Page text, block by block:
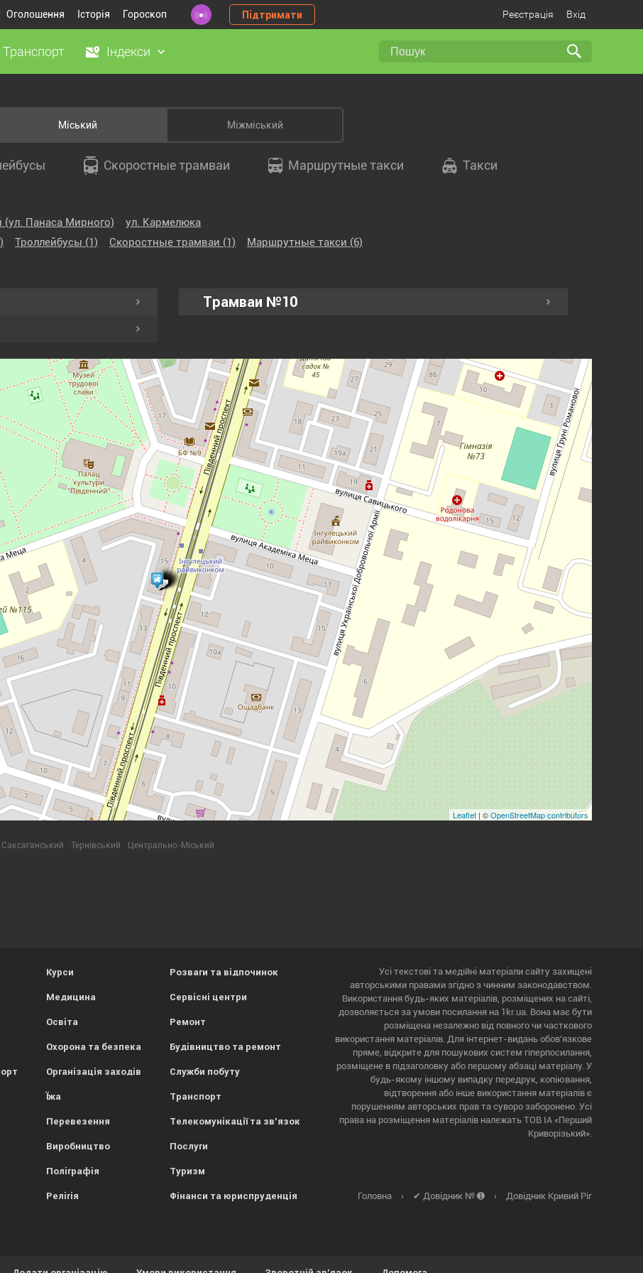
Оголошення Історія Гороскоп Підтримати Реєстрація Вхід
Транспорт Індекси
Міський Міжміський
Скоростные трамваи Маршрутные такси Такси
Панаса Мирного)
ул. Кармелюка
Троллейбусы (1) Скоростные трамваи (1) Маршрутные такси (6)
Трамваи №10
Leaflet | ©OpenStreetMap contributors
Саксаганський Тернівський Центрально-Міський
Курси
Медицина
Освіта
Охорона та безпека
Організація заходів
Їжа
Перевезення
Виробництво
Поліграфія
Релігія
Розваги та відпочинок
Сервісні центри
Ремонт
Будівництво та ремонт
Служби побуту
Транспорт
Телекомунікації та зв'язок
Послуги
Туризм
Фінанси та юриспруденція
Усі текстові та медійні матеріали сайту захищені
авторськими правами згідно з чинним законодавством.
Використання будь-яких матеріалів, розміщених на сайті,
дозволяється за умови посилання на 1kr.ua. Вона має бути
розміщена незалежно від повного чи часткового
використання матеріалів. Для інтернет-видань обов'язкове
пряме, відкрите для пошукових систем гіперпосилання,
розміщене в підзаголовку або першому абзаці матеріалу. У
будь-якому іншому випадку передрук, копіювання,
відтворення або інше використання матеріалів є
порушенням авторських прав та суворо заборонено. Усі
права на розміщення матеріалів належать ТОВ ІА «Перший
Криворізький».
Головна › ✔ Довідник № ➊ › Довідник Кривий Ріг